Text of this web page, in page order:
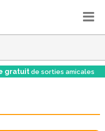
gratuit de sorties amicales